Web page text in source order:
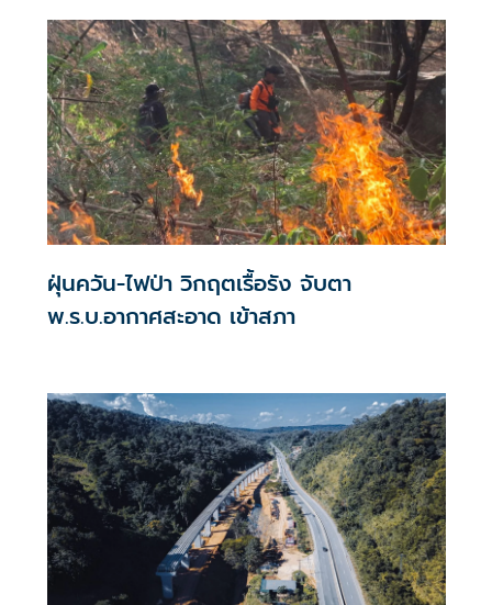
ฤดูกาล
ฝุ่นควัน-ไฟป่า วิกฤตเรื้อรัง จับตา
พ.ร.บ.อากาศสะอาด เข้าสภา